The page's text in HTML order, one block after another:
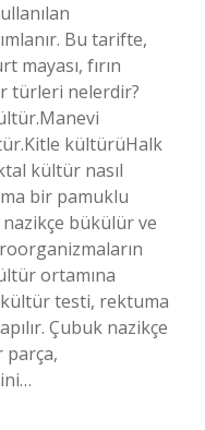
Bu tarifte,
mayası, fırın
türleri nelerdir?
kültürüHalk
kültür nasıl
bir pamuklu
bükülür ve
ortamına
testi, rektuma
Çubuk nazikçe
parça,